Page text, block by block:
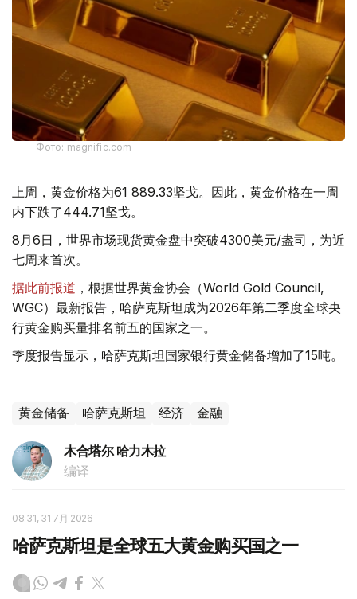
Фото: magnific.com
上周，黄金价格为61 889.33坚戈。因此，黄金价格在一周
内下跌了444.71坚戈。
8月6日，世界市场现货黄金盘中突破4300美元/盎司，为近
七周来首次。
据此前报道 ，根据世界黄金协会（World Gold Council,
WGC）最新报告，哈萨克斯坦成为2026年第二季度全球央
行黄金购买量排名前五的国家之一。
季度报告显示，哈萨克斯坦国家银行黄金储备增加了15吨。
黄金储备 哈萨克斯坦 经济 金融
木合塔尔 哈力木拉
编译
08:31, 31 7月 2026
哈萨克斯坦是全球五大黄金购买国之一